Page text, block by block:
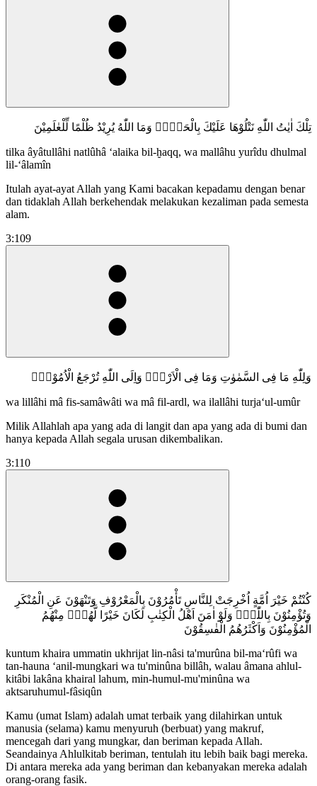
تِلْكَ اٰيٰتُ اللّٰهِ نَتْلُوْهَا عَلَيْكَ بِالْحَقِّۗ وَمَا اللّٰهُ يُرِيْدُ ظُلْمًا لِّلْعٰلَمِيْنَ
tilka âyâtullâhi natlûhâ ‘alaika bil-ḫaqq, wa mallâhu yurîdu dhulmal
lil-‘âlamîn
Itulah ayat-ayat Allah yang Kami bacakan kepadamu dengan benar
dan tidaklah Allah berkehendak melakukan kezaliman pada semesta
alam.
3:109
وَلِلّٰهِ مَا فِى السَّمٰوٰتِ وَمَا فِى الْاَرْضِۗ وَاِلَى اللّٰهِ تُرْجَعُ الْاُمُوْرُࣖ
wa lillâhi mâ fis-samâwâti wa mâ fil-ardl, wa ilallâhi turja‘ul-umûr
Milik Allahlah apa yang ada di langit dan apa yang ada di bumi dan
hanya kepada Allah segala urusan dikembalikan.
3:110
كُنْتُمْ خَيْرَ اُمَّةٍ اُخْرِجَتْ لِلنَّاسِ تَأْمُرُوْنَ بِالْمَعْرُوْفِ وَتَنْهَوْنَ عَنِ الْمُنْكَرِ
وَتُؤْمِنُوْنَ بِاللّٰهِۗ وَلَوْ اٰمَنَ اَهْلُ الْكِتٰبِ لَكَانَ خَيْرًا لَّهُمْۗ مِنْهُمُ
الْمُؤْمِنُوْنَ وَاَكْثَرُهُمُ الْفٰسِقُوْنَ
kuntum khaira ummatin ukhrijat lin-nâsi ta'murûna bil-ma‘rûfi wa
tan-hauna ‘anil-mungkari wa tu'minûna billâh, walau âmana ahlul-
kitâbi lakâna khairal lahum, min-humul-mu'minûna wa
aktsaruhumul-fâsiqûn
Kamu (umat Islam) adalah umat terbaik yang dilahirkan untuk
manusia (selama) kamu menyuruh (berbuat) yang makruf,
mencegah dari yang mungkar, dan beriman kepada Allah.
Seandainya Ahlulkitab beriman, tentulah itu lebih baik bagi mereka.
Di antara mereka ada yang beriman dan kebanyakan mereka adalah
orang-orang fasik.